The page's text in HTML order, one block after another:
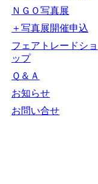
ＮＧＯ写真展
＋写真展開催申込
フェアトレードショ
ップ
Ｑ＆Ａ
お知らせ
お問い合せ